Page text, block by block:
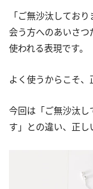
「ご無沙汰してお
会う方へのあいさつ
使われる表現です。
よく使うからこそ、
今回は「ご無沙汰
す」との違い、正し